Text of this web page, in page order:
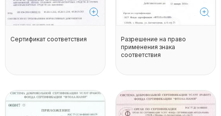
Сертификат соответствия
Разрешение на право
применения знака
соответствия